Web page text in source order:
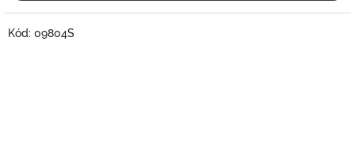
Kód: 09804S